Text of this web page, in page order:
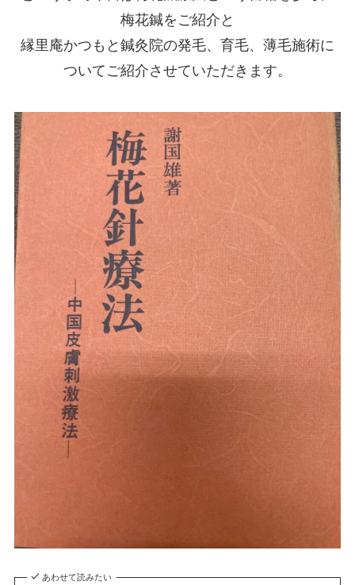
梅花鍼をご紹介と
縁里庵かつもと鍼灸院の発毛、育毛、薄毛施術に
ついてご紹介させていただきます。
あわせて読みたい